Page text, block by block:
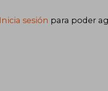
Inicia sesión para poder